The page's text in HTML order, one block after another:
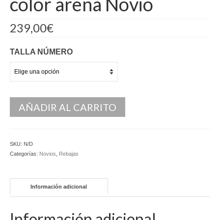
Kaftan
Monos
Pantalones y Shorts
Ponchos
Vestidos Midi
Tops
239,00€
TALLA NÚMERO
AÑADIR AL CARRITO
SKU: N/D
Categorías: Novios Rebajas
Información adicional